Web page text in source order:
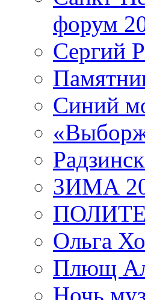
форум
Сергий
Синий
ЗИМА
Ольга
Плющ
Ночь